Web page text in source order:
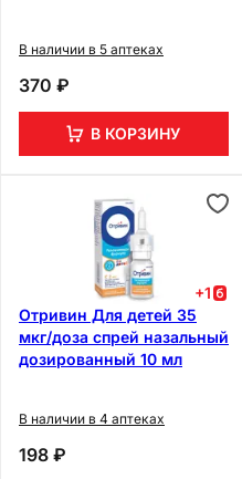
В наличии в 5 аптеках
370 ₽
В КОРЗИНУ
+1
Отривин Для детей 35
мкг/доза спрей назальный
дозированный 10 мл
В наличии в 4 аптеках
198 ₽